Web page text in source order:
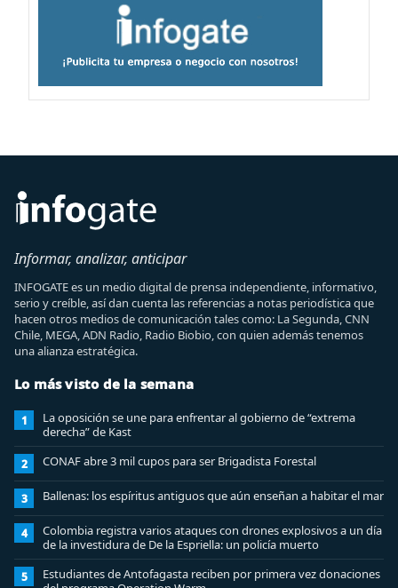
Informar, analizar, anticipar
INFOGATE es un medio digital de prensa independiente, informativo,
serio y creíble, así dan cuenta las referencias a notas periodística que
hacen otros medios de comunicación tales como: La Segunda, CNN
Chile, MEGA, ADN Radio, Radio Biobio, con quien además tenemos
una alianza estratégica.
Lo más visto de la semana
1
La oposición se une para enfrentar al gobierno de “extrema
derecha” de Kast
2 CONAF abre 3 mil cupos para ser Brigadista Forestal
3 Ballenas: los espíritus antiguos que aún enseñan a habitar el mar
4
Colombia registra varios ataques con drones explosivos a un día
de la investidura de De la Espriella: un policía muerto
5
Estudiantes de Antofagasta reciben por primera vez donaciones